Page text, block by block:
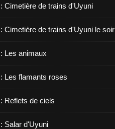
Cimetière de trains d'Uyuni
Cimetière de trains d'Uyuni le soir
Les animaux
Les flamants roses
Reflets de ciels
Salar d'Uyuni